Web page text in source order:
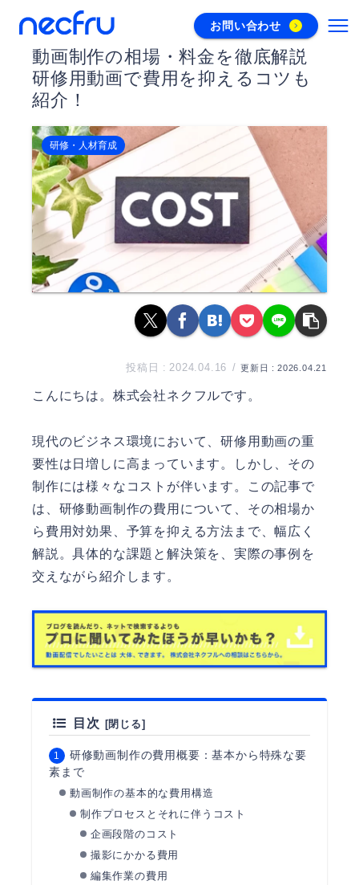
お問い合わせ
動画制作の相場・料金を徹底解説
研修用動画で費用を抑えるコツも
紹介！
研修・人材育成
2024.04.16 2026.04.21
こんにちは。 株式会社ネクフルです。
現代のビジネス環境において、研修用動画の重
要性は日増しに高まっています。しかし、その
制作には様々なコストが伴います。この記事で
は、研修動画制作の費用について、その相場か
ら費用対効果、予算を抑える方法まで、幅広く
解説。具体的な課題と解決策を、実際の事例を
交えながら紹介します。
目次
研修動画制作の費用概要：基本から特殊な要
素まで
動画制作の基本的な費用構造
制作プロセスとそれに伴うコスト
企画段階のコスト
撮影にかかる費用
編集作業の費用